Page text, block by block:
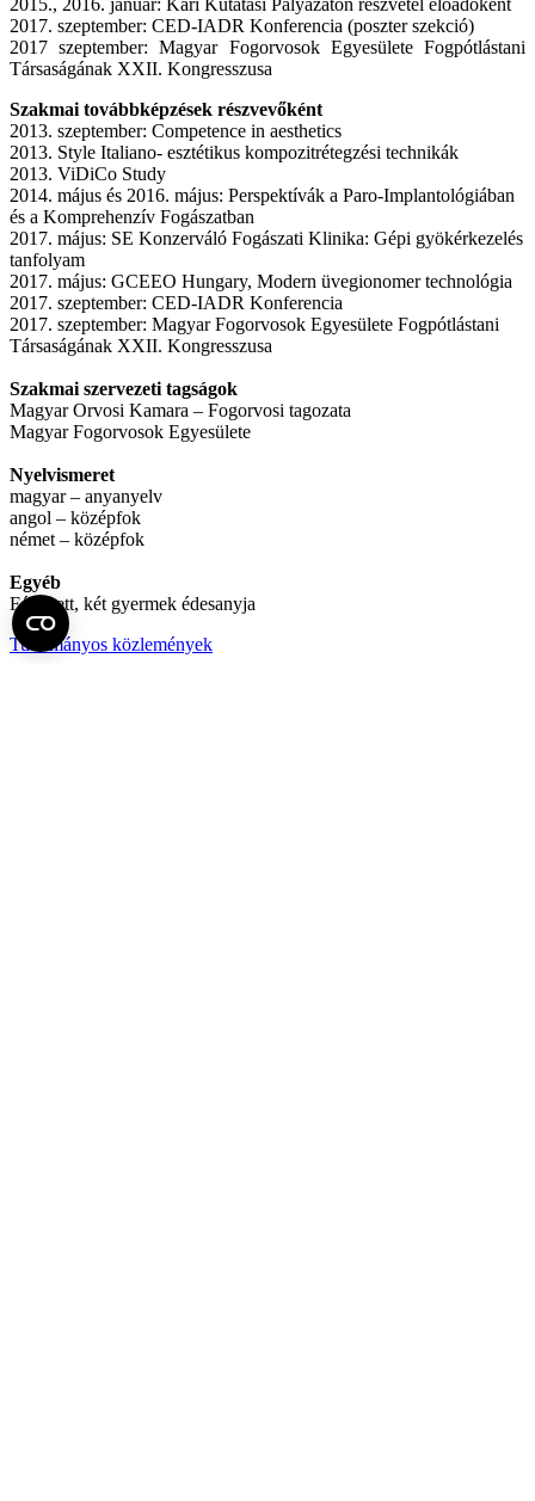
2017. szeptember: CED-IADR Konferencia (poszter szekció)
2017 szeptember: Magyar Fogorvosok Egyesülete Fogpótlástani
Társaságának XXII. Kongresszusa
Szakmai továbbképzések részvevőként
2013. szeptember: Competence in aesthetics
2013. Style Italiano- esztétikus kompozitrétegzési technikák
2013. ViDiCo Study
2014. május és 2016. május: Perspektívák a Paro-Implantológiában
és a Komprehenzív Fogászatban
2017. május: SE Konzerváló Fogászati Klinika: Gépi gyökérkezelés
tanfolyam
2017. május: GCEEO Hungary, Modern üvegionomer technológia
2017. szeptember: CED-IADR Konferencia
2017. szeptember: Magyar Fogorvosok Egyesülete Fogpótlástani
Társaságának XXII. Kongresszusa
Szakmai szervezeti tagságok
Magyar Orvosi Kamara – Fogorvosi tagozata
Magyar Fogorvosok Egyesülete
Nyelvismeret
magyar – anyanyelv
angol – középfok
német – középfok
Egyéb
Férjezett, két gyermek édesanyja
Tudományos közlemények